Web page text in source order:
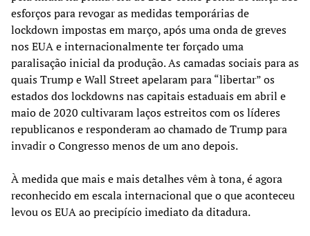
esforços para revogar as medidas temporárias de
lockdown impostas em março, após uma onda de greves
nos EUA e internacionalmente ter forçado uma
paralisação inicial da produção. As camadas sociais para as
quais Trump e Wall Street apelaram para “libertar” os
estados dos lockdowns nas capitais estaduais em abril e
maio de 2020 cultivaram laços estreitos com os líderes
republicanos e responderam ao chamado de Trump para
invadir o Congresso menos de um ano depois.
À medida que mais e mais detalhes vêm à tona, é agora
reconhecido em escala internacional que o que aconteceu
levou os EUA ao precipício imediato da ditadura.